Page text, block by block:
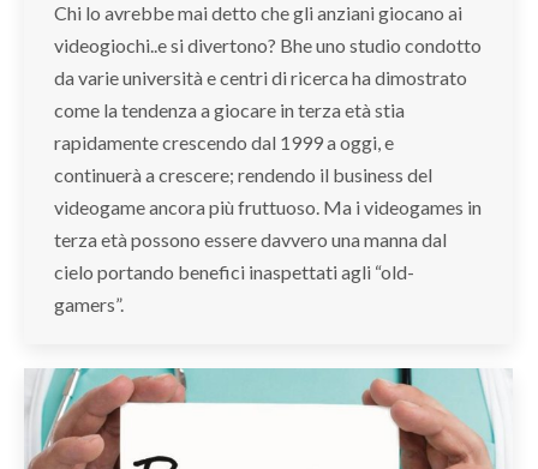
Chi lo avrebbe mai detto che gli anziani giocano ai
videogiochi..e si divertono? Bhe uno studio condotto
da varie università e centri di ricerca ha dimostrato
come la tendenza a giocare in terza età stia
rapidamente crescendo dal 1999 a oggi, e
continuerà a crescere; rendendo il business del
videogame ancora più fruttuoso. Ma i videogames in
terza età possono essere davvero una manna dal
cielo portando benefici inaspettati agli “old-
gamers”.